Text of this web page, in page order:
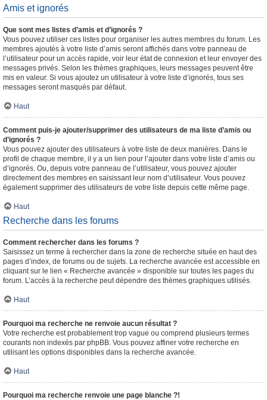
Amis et ignorés
Que sont mes listes d’amis et d’ignorés ?
Vous pouvez utiliser ces listes pour organiser les autres membres du forum. Les
membres ajoutés à votre liste d’amis seront affichés dans votre panneau de
l’utilisateur pour un accès rapide, voir leur état de connexion et leur envoyer des
messages privés. Selon les thèmes graphiques, leurs messages peuvent être
mis en valeur. Si vous ajoutez un utilisateur à votre liste d’ignorés, tous ses
messages seront masqués par défaut.
Haut
Comment puis-je ajouter/supprimer des utilisateurs de ma liste d’amis ou
d’ignorés ?
Vous pouvez ajouter des utilisateurs à votre liste de deux manières. Dans le
profil de chaque membre, il y a un lien pour l’ajouter dans votre liste d’amis ou
d’ignorés. Ou, depuis votre panneau de l’utilisateur, vous pouvez ajouter
directement des membres en saisissant leur nom d’utilisateur. Vous pouvez
également supprimer des utilisateurs de votre liste depuis cette même page.
Haut
Recherche dans les forums
Comment rechercher dans les forums ?
Saisissez un terme à rechercher dans la zone de recherche située en haut des
pages d’index, de forums ou de sujets. La recherche avancée est accessible en
cliquant sur le lien « Recherche avancée » disponible sur toutes les pages du
forum. L’accès à la recherche peut dépendre des thèmes graphiques utilisés.
Haut
Pourquoi ma recherche ne renvoie aucun résultat ?
Votre recherche est probablement trop vague ou comprend plusieurs termes
courants non indexés par phpBB. Vous pouvez affiner votre recherche en
utilisant les options disponibles dans la recherche avancée.
Haut
Pourquoi ma recherche renvoie une page blanche ?!